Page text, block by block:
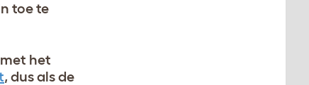
toe te
het
, dus als de